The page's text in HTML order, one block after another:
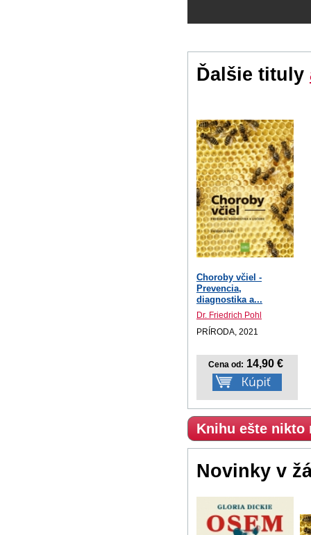
Ďalšie tituly
Choroby včiel -
Prevencia,
diagnostika a...
Dr. Friedrich Pohl
PRÍRODA, 2021
Cena od: 14,90 €
Knihu ešte nikto
Novinky v